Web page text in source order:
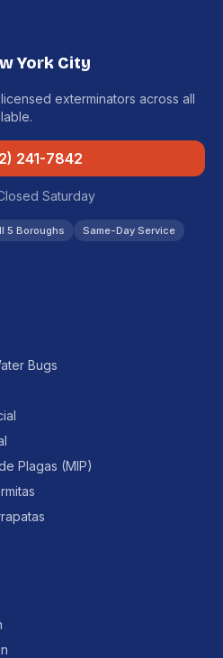
York City
exterminators across all
241-7842
Saturday
5 Boroughs Same-Day Service
Bugs
Plagas (MIP)